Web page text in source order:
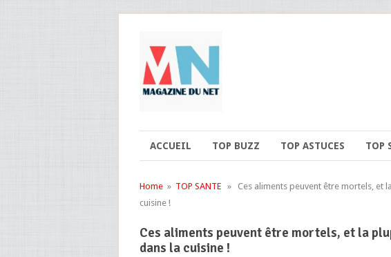
ACCUEIL TOP BUZZ TOP ASTUCES TOP
Home » TOP SANTE » Ces aliments peuvent être mortels, et
cuisine !
Ces aliments peuvent être mortels, et la
dans la cuisine !